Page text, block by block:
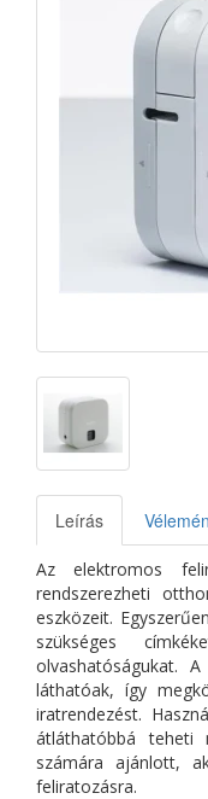
Leírás
Az elektromos
rendszerezheti
eszközeit.
szükséges
olvashatóságukat.
láthatóak, így
iratrendezést.
átláthatóbbá teheti
számára ajánlott,
feliratozásra.